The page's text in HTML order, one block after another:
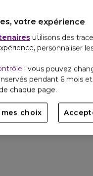
votre expérience
utilisons des
personnaliser
: vous pouvez
pendant 6 mois
chaque page.
choix